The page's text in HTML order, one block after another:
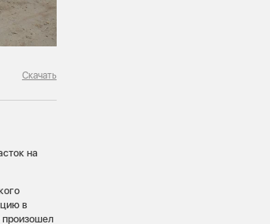
Скачать
на
в
произошел